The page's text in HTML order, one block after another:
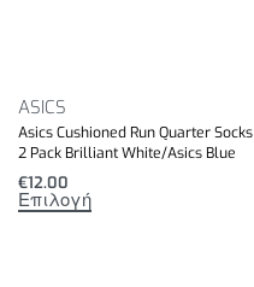
ASICS
Asics Cushioned Run Quarter Socks
2 Pack Brilliant White/Asics Blue
€12.00
Επιλογή